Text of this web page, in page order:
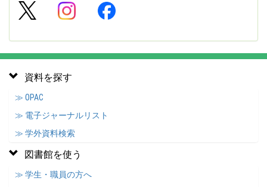
資料を探す
≫ OPAC
≫ 電子ジャーナルリスト
≫ 学外資料検索
図書館を使う
≫ 学生・職員の方へ